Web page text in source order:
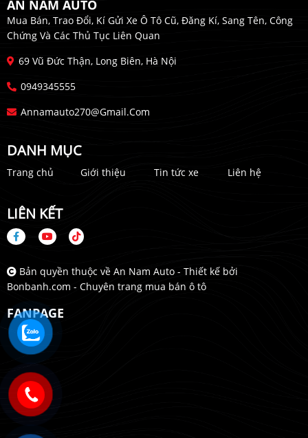
AN NAM AUTO
Mua Bán, Trao Đổi, Kí Gửi Xe Ô Tô Cũ, Đăng Kí, Sang Tên, Công
Chứng Và Các Thủ Tục Liên Quan
69 Vũ Đức Thận, Long Biên, Hà Nội
0949345555
Annamauto270@gmail.com
DANH MỤC
Trang chủ Giới thiệu Tin tức xe Liên hệ
LIÊN KẾT
Bản quyền thuộc về An Nam Auto - Thiết kế bởi
Bonbanh.com - Chuyên trang mua bán ô tô
FANPAGE